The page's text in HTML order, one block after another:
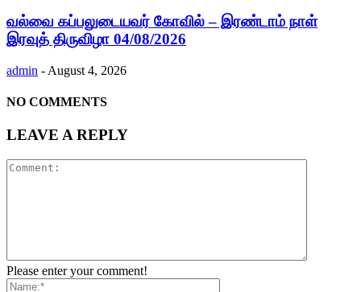
வல்வை கப்பலுடையவர் கோவில் – இரண்டாம் நாள்
இரவுத் திருவிழா 04/08/2026
admin - August 4, 2026
NO COMMENTS
LEAVE A REPLY
Please enter your comment!